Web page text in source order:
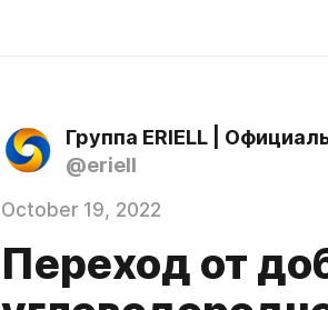
Группа ERIELL |
@eriell
October 19, 2022
Переход от